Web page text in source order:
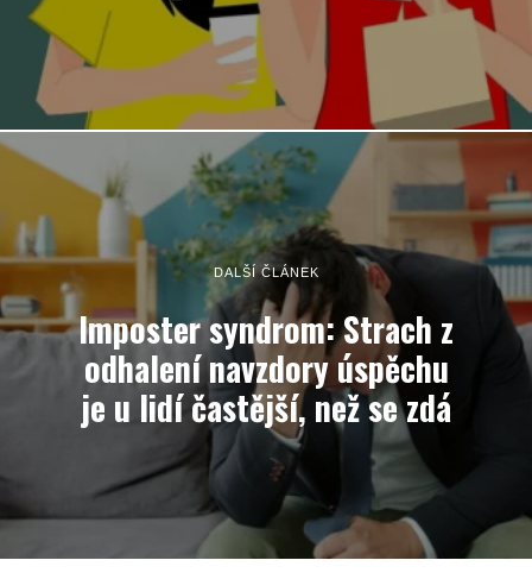
DALŠÍ ČLÁNEK
Imposter syndrom: Strach z
odhalení navzdory úspěchu
je u lidí častější, než se zdá